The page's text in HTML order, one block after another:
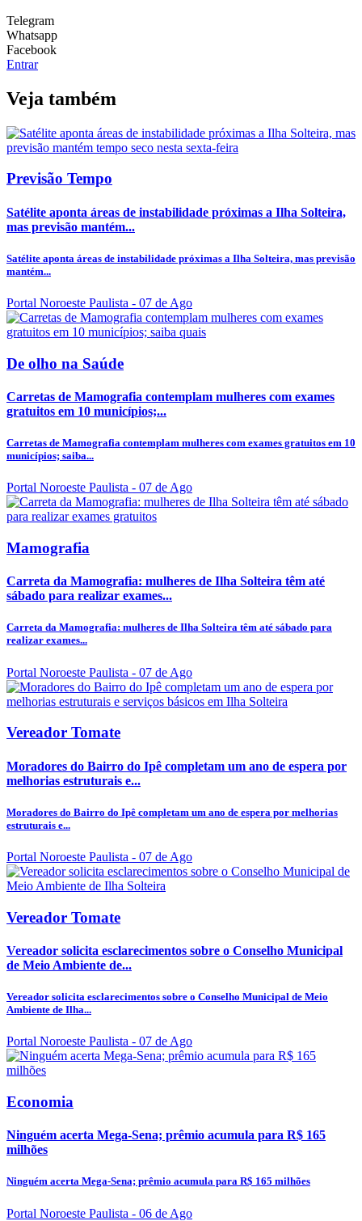
Telegram
Whatsapp
Facebook
Entrar
Veja também
Previsão Tempo
Satélite aponta áreas de instabilidade próximas a Ilha Solteira,
mas previsão mantém...
Satélite aponta áreas de instabilidade próximas a Ilha Solteira, mas previsão
mantém...
Portal Noroeste Paulista - 07 de Ago
De olho na Saúde
Carretas de Mamografia contemplam mulheres com exames
gratuitos em 10 municípios;...
Carretas de Mamografia contemplam mulheres com exames gratuitos em 10
municípios; saiba...
Portal Noroeste Paulista - 07 de Ago
Mamografia
Carreta da Mamografia: mulheres de Ilha Solteira têm até
sábado para realizar exames...
Carreta da Mamografia: mulheres de Ilha Solteira têm até sábado para
realizar exames...
Portal Noroeste Paulista - 07 de Ago
Vereador Tomate
Moradores do Bairro do Ipê completam um ano de espera por
melhorias estruturais e...
Moradores do Bairro do Ipê completam um ano de espera por melhorias
estruturais e...
Portal Noroeste Paulista - 07 de Ago
Vereador Tomate
Vereador solicita esclarecimentos sobre o Conselho Municipal
de Meio Ambiente de...
Vereador solicita esclarecimentos sobre o Conselho Municipal de Meio
Ambiente de Ilha...
Portal Noroeste Paulista - 07 de Ago
Economia
Ninguém acerta Mega-Sena; prêmio acumula para R$ 165
milhões
Ninguém acerta Mega-Sena; prêmio acumula para R$ 165 milhões
Portal Noroeste Paulista - 06 de Ago